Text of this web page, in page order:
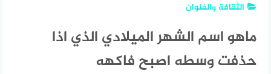
الثقافة والفنوان
ماهو اسم الشهر الميلادي الذي اذا
حذفت وسطه اصبح فاكهه